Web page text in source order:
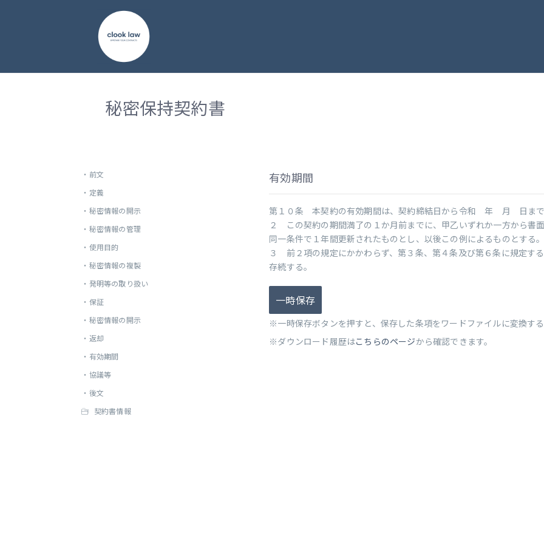
秘密保持契約書
・ 前文
・ 定義
・ 秘密情報の開示
・ 秘密情報の管理
・ 使用目的
・ 秘密情報の複製
・ 発明等の取り扱い
・ 保証
・ 秘密情報の開示
・ 返却
・ 有効期間
・ 協議等
・ 後文
契約書情報
有効期間
第１０条 本契約の有効期間は、契約締結日から令和 年 月 日まで
２ この契約の期間満了の１か月前までに、甲乙いずれか一方から書
同一条件で１年間更新されたものとし、以後この例によるものとする。
３ 前２項の規定にかかわらず、第３条、第４条及び第６条に規定す
存続する。
一時保存
※一時保存ボタンを押すと、保存した条項をワードファイルに変換する
※ダウンロード履歴はこちらのページから確認できます。